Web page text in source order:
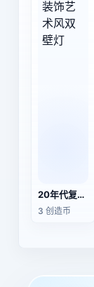
20年代复古装饰艺术风双壁灯
3 创造币